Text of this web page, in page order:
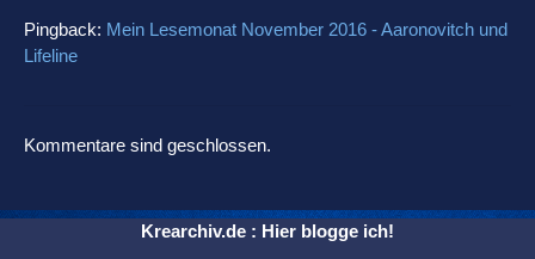
Pingback: Mein Lesemonat November 2016 - Aaronovitch und
Lifeline
Kommentare sind geschlossen.
Krearchiv.de : Hier blogge ich!